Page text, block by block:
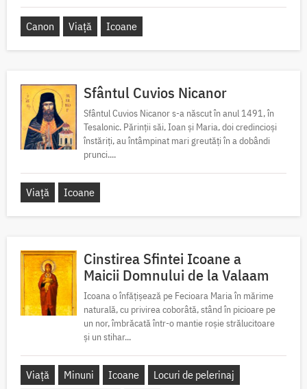
Canon Viață Icoane
Sfântul Cuvios Nicanor
Sfântul Cuvios Nicanor s-a născut în anul 1491, în
Tesalonic. Părinții săi, Ioan și Maria, doi credincioși
înstăriți, au întâmpinat mari greutăți în a dobândi
prunci....
Viață Icoane
Cinstirea Sfintei Icoane a
Maicii Domnului de la Valaam
Icoana o înfățișează pe Fecioara Maria în mărime
naturală, cu privirea coborâtă, stând în picioare pe
un nor, îmbrăcată într-o mantie roșie strălucitoare
și un stihar...
Viață Minuni Icoane
Locuri de pelerinaj